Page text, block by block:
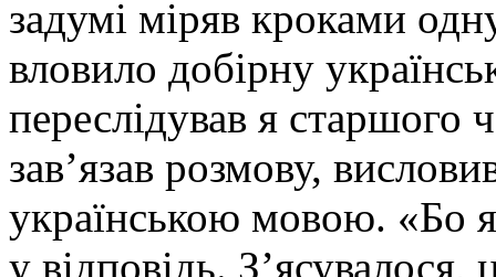
задумі міряв кроками
вловило добірну
переслідував я старшого
зав’язав розмову,
українською мовою. «Бо
у відповідь.